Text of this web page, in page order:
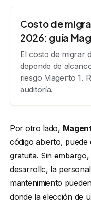
Costo de
2026: guía
El costo de migrar
depende de
riesgo Magento 1.
auditoría.
Por otro lado,
código abierto, puede
gratuita. Sin
desarrollo, la
mantenimiento
donde la elección de